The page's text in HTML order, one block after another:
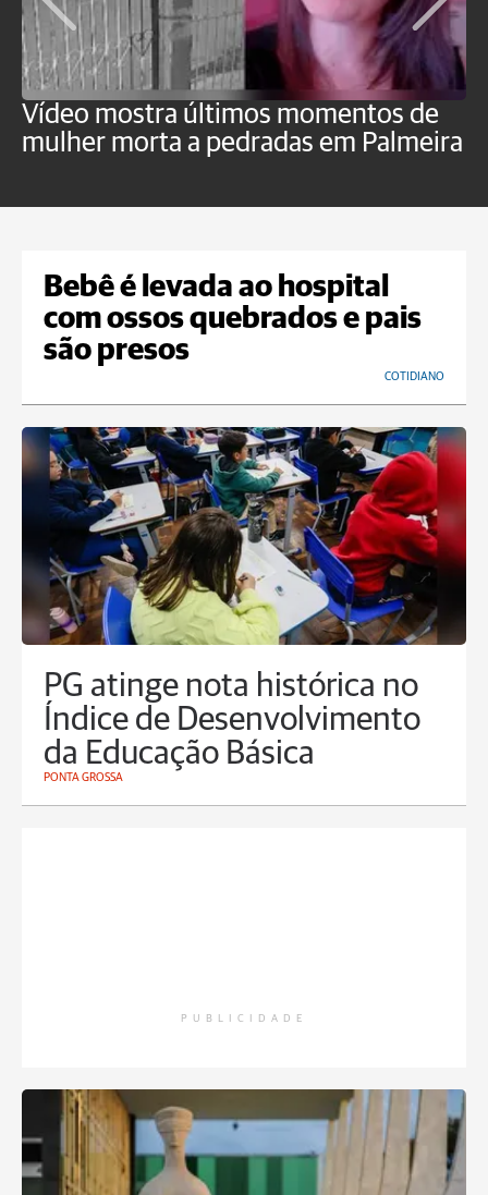
Vídeo mostra últimos momentos de
mulher morta a pedradas em Palmeira
Bebê é levada ao hospital
com ossos quebrados e pais
são presos
COTIDIANO
PG atinge nota histórica no
Índice de Desenvolvimento
da Educação Básica
PONTA GROSSA
PUBLICIDADE